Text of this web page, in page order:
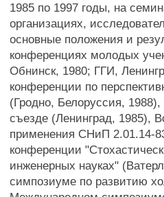
1985 по 1997 годы, на
организациях,
основные положения и
конференциях молодых
Обнинск, 1980; ГГИ,
конференции по
(Гродно, Белоруссия,
съезде (Ленинград, 1985),
применения СНиП 2.01.14-
конференции
инженерных науках"
симпозиуме по развитию